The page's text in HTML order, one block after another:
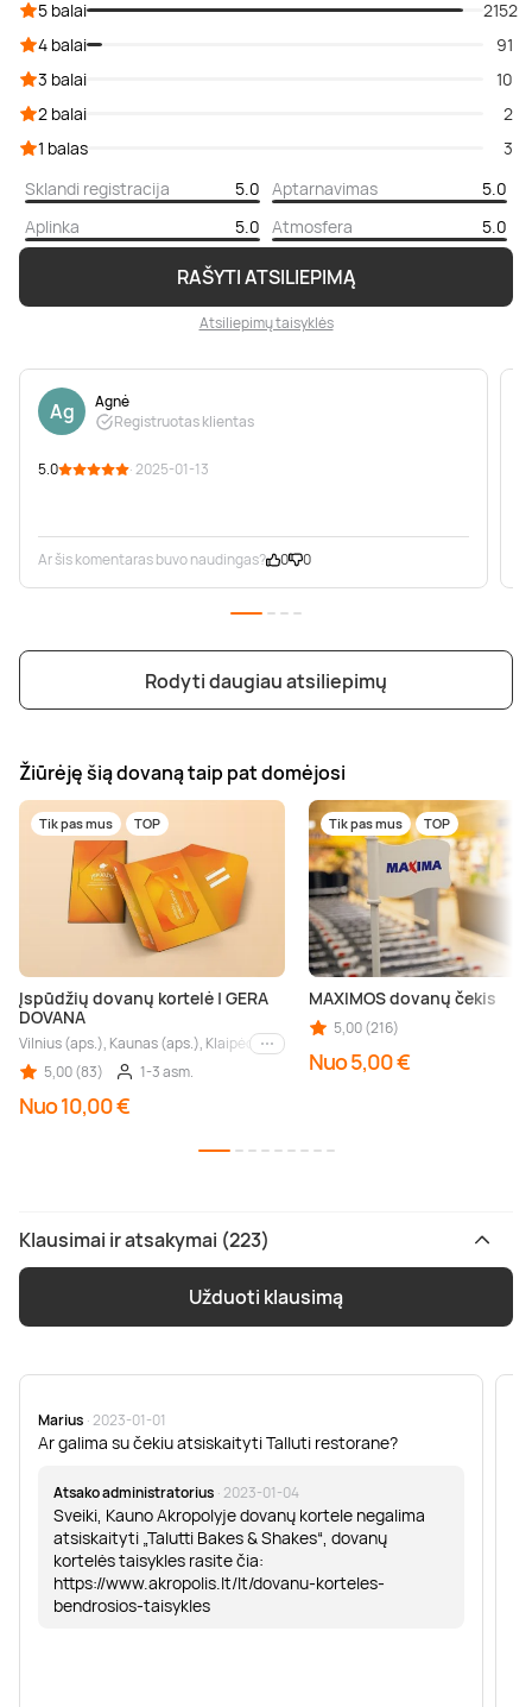
RAŠYTI ATSILIEPIMĄ
Atsiliepimų taisyklės
5 balai
2152
4 balai
91
3 balai
10
2 balai
2
1 balas
3
Sklandi registracija
5.0 Aptarnavimas
5.0
Aplinka
5.0 Atmosfera 5.0
Ag
Agnė
Registruotas klientas
5.0 · 2025-01-13
Ar šis komentaras buvo naudingas? 0 0
Rodyti daugiau atsiliepimų
Žiūrėję šią dovaną taip pat domėjosi
Tik pas mus TOP
Įspūdžių dovanų kortelė | GERA
DOVANA
Vilnius (aps.), Kaunas (aps.), Klaipėda (aps.), Palanga (aps.), Nida (aps.),
Kiti miestai
5,00 (83)
1-3 asm.
Nuo 10,00 €
Tik pas mus TOP
MAXIMOS dovanų čekis
5,00 (216)
Nuo 5,00 €
Klausimai ir atsakymai (223)
Užduoti klausimą
Marius · 2023-01-01
Ar galima su čekiu atsiskaityti Talluti restorane?
Atsako administratorius · 2023-01-04
Sveiki, Kauno Akropolyje dovanų kortele negalima
atsiskaityti „Talutti Bakes & Shakes“, dovanų
kortelės taisykles rasite čia:
https://www.akropolis.lt/lt/dovanu-korteles-
bendrosios-taisykles